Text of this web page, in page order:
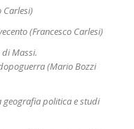
Carlesi)
(Francesco Carlesi)
Massi.
(Mario Bozzi
geografia politica e studi